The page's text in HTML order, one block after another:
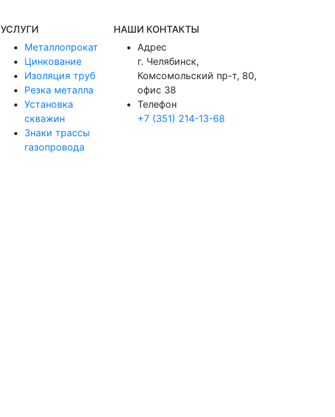
УСЛУГИ
Металлопрокат
Цинкование
Изоляция труб
Резка металла
Установка
скважин
Знаки трассы
газопровода
НАШИ КОНТАКТЫ
Адрес
г. Челябинск,
Комсомольский пр-т, 80,
офис 38
Телефон
+7 (351) 214-13-68